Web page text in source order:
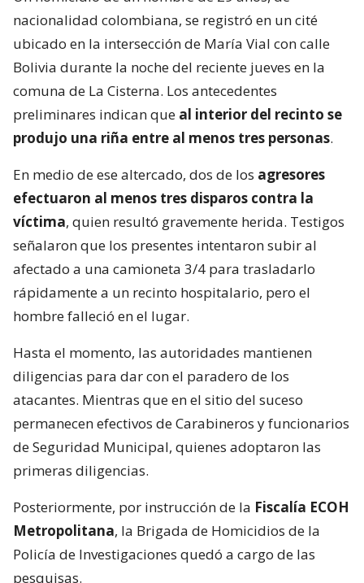
nacionalidad colombiana, se registró en un cité
ubicado en la intersección de María Vial con calle
Bolivia durante la noche del reciente jueves en la
comuna de La Cisterna. Los antecedentes
preliminares indican que al interior del recinto se
produjo una riña entre al menos tres personas.
En medio de ese altercado, dos de los agresores
efectuaron al menos tres disparos contra la
víctima, quien resultó gravemente herida. Testigos
señalaron que los presentes intentaron subir al
afectado a una camioneta 3/4 para trasladarlo
rápidamente a un recinto hospitalario, pero el
hombre falleció en el lugar.
Hasta el momento, las autoridades mantienen
diligencias para dar con el paradero de los
atacantes. Mientras que en el sitio del suceso
permanecen efectivos de Carabineros y funcionarios
de Seguridad Municipal, quienes adoptaron las
primeras diligencias.
Posteriormente, por instrucción de la Fiscalía ECOH
Metropolitana, la Brigada de Homicidios de la
Policía de Investigaciones quedó a cargo de las
pesquisas.